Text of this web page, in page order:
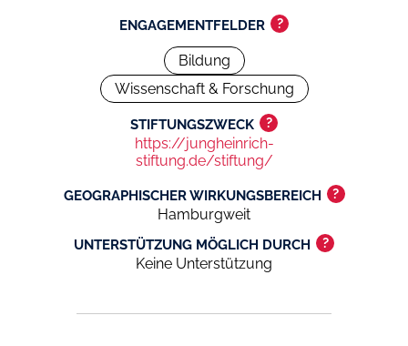
ENGAGEMENTFELDER ?
Bildung
Wissenschaft & Forschung
STIFTUNGSZWECK ?
https://jungheinrich-
stiftung.de/stiftung/
GEOGRAPHISCHER WIRKUNGSBEREICH ?
Hamburgweit
UNTERSTÜTZUNG MÖGLICH DURCH ?
Keine Unterstützung